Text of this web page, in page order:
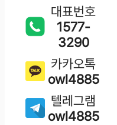
대표번호
1577-
3290
카카오톡
owl4885
텔레그램
owl4885